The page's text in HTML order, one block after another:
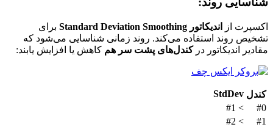
اکسپرت از اندیکاتور Standard Deviation Smoothing
برای
تشخیص روند استفاده می‌کند. روند زمانی شناسایی می‌شود که
مقادیر اندیکاتور درکندل‌های پشت سر هم کاهش یا افزایش یابند:
کندل StdDev
#0
> #1
#1
> #2